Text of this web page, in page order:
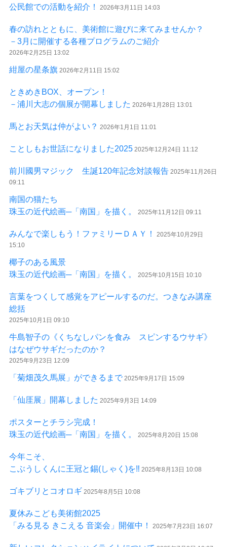
公民館での活動を紹介！
2026年3月11日 14:03
春の訪れとともに、美術館に遊びに来てみませんか？
－3月に開催する各種プログラムのご紹介
2026年2月25日 13:02
紺屋の星条旗 2026年2月11日 15:02
ときめきBOX、オープン！
－浦川大志の個展が開幕しました 2026年1月28日 13:01
馬とお天気は仲がよい？ 2026年1月1日 11:01
ことしもお世話になりました2025 2025年12月24日 11:12
前川國男マジック 生誕120年記念対談報告 2025年11月26日
09:11
南国の猫たち
珠玉の近代絵画─「南国」を描く。
2025年11月12日 09:11
みんなで楽しもう！ファミリーＤＡＹ！
2025年10月29日
15:10
椰子のある風景
珠玉の近代絵画─「南国」を描く。
2025年10月15日 10:10
言葉をつくして感覚をアピールするのだ。つきなみ講座
総括
2025年10月1日 09:10
牛島智子の《くちなしパンを食み スピンするウサギ》
はなぜウサギだったのか？
2025年9月23日 12:09
「菊畑茂久馬展」ができるまで2025年9月17日 15:09
「仙厓展」開幕しました 2025年9月3日 14:09
ポスターとチラシ完成！
珠玉の近代絵画─「南国」を描く。
2025年8月20日 15:08
今年こそ、
こぶうしくんに王冠と錫(しゃく)を‼ 2025年8月13日 10:08
ゴキブリとコオロギ 2025年8月5日 10:08
夏休みこども美術館2025
「みる見る きこえる 音楽会」開催中！
2025年7月23日 16:07